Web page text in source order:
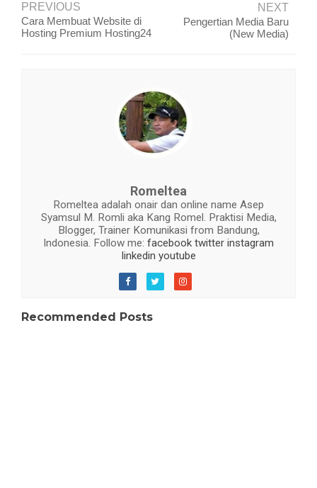
PREVIOUS
Cara Membuat Website di
Hosting Premium Hosting24
NEXT
Pengertian Media Baru
(New Media)
Romeltea
Romeltea adalah onair dan online name Asep
Syamsul M. Romli aka Kang Romel. Praktisi Media,
Blogger, Trainer Komunikasi from Bandung,
Indonesia. Follow me: facebook twitter instagram
linkedin youtube
Recommended Posts